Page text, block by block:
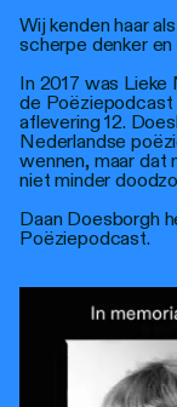
Wij kenden haar
scherpe denker
In 2017 was Lieke
de Poëziepodcast
aflevering 12.
Nederlandse
wennen, maar dat
niet minder
Daan Doesborgh
Poëziepodcast.